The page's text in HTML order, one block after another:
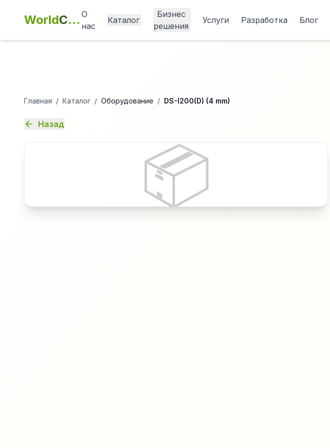
WorldCashbox
О
нас
Каталог
Бизнес
решения
Услуги Разработка Блог
Главная / Каталог / Оборудование / DS-I200(D) (4 mm)
Назад
📦